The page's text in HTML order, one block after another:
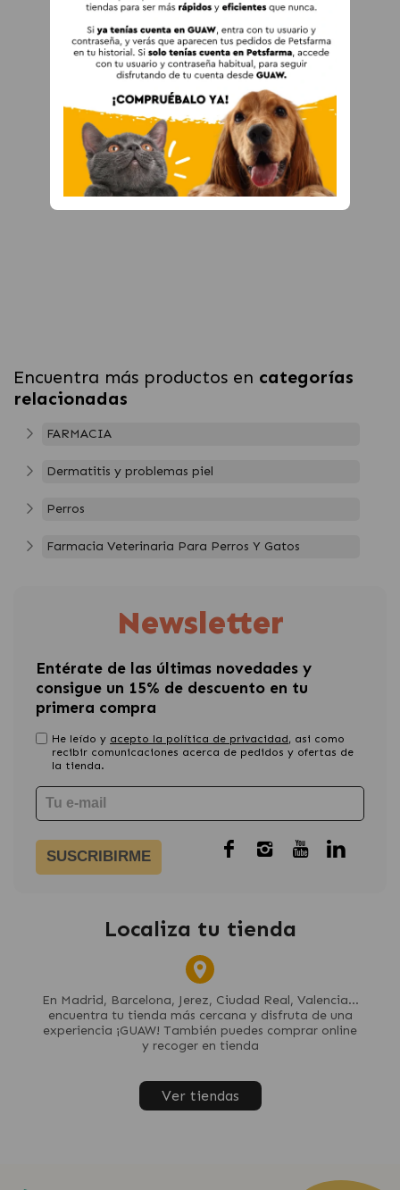
Encuentra más productos en categorías
relacionadas
FARMACIA
Dermatitis y problemas piel
Perros
Farmacia Veterinaria Para Perros Y Gatos
Newsletter
Entérate de las últimas novedades y
consigue un 15% de descuento en tu
primera compra
He leído y acepto la política de privacidad, asi como
recibir comunicaciones acerca de pedidos y ofertas de
la tienda.
SUSCRIBIRME
Localiza tu tienda
En Madrid, Barcelona, Jerez, Ciudad Real, Valencia...
encuentra tu tienda más cercana y disfruta de una
experiencia ¡GUAW! También puedes comprar online
y recoger en tienda
Ver tiendas